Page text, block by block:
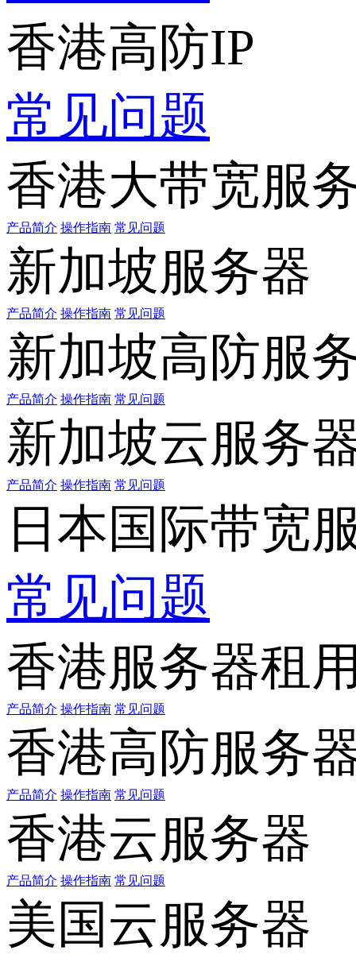
香港高防IP
常见问题
香港大带宽服
产品简介 操作指南 常见问题
新加坡服务器
产品简介 操作指南 常见问题
新加坡高防服
产品简介 操作指南 常见问题
新加坡云服务
产品简介 操作指南 常见问题
日本国际带宽
常见问题
香港服务器租
产品简介 操作指南 常见问题
香港高防服务
产品简介 操作指南 常见问题
香港云服务器
产品简介 操作指南 常见问题
美国云服务器